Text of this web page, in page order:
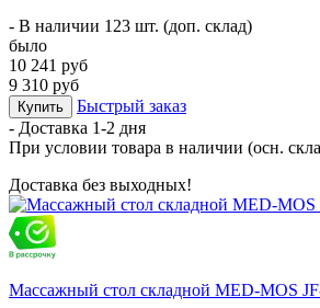
- В наличии 123 шт. (доп. склад)
было
10 241 руб
9 310 руб
Купить
Быстрый заказ
- Доставка 1-2 дня
При условии товара в наличии (осн.
Доставка без выходных!
Массажный стол складной MED-MOS